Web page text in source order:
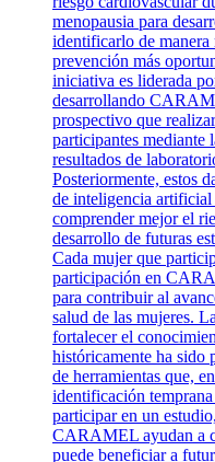
menopausia para
identificarlo de manera
prevención más
iniciativa es liderada
desarrollando
prospectivo que
participantes
resultados de
Posteriormente, estos
de inteligencia artificial
comprender mejor el
desarrollo de futuras
Cada mujer que
participación en
para contribuir al
salud de las mujeres.
fortalecer el
históricamente ha sido
de herramientas que,
identificación
participar en un
CARAMEL ayudan a
puede beneficiar a